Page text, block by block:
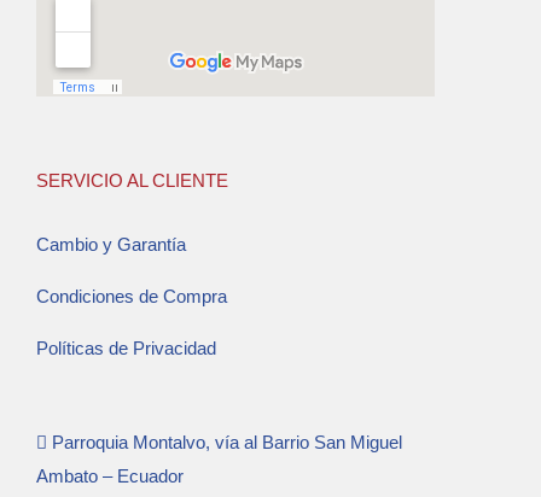
SERVICIO AL CLIENTE
Cambio y Garantía
Condiciones de Compra
Políticas de Privacidad
Parroquia Montalvo, vía al Barrio San Miguel
Ambato – Ecuador